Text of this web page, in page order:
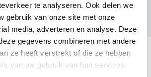
te analyseren. Ook delen we
gebruik van onze site met onze
media, adverteren en analyse. Deze
gegevens combineren met andere
ze heeft verstrekt of die ze hebben
van uw gebruik van hun services.